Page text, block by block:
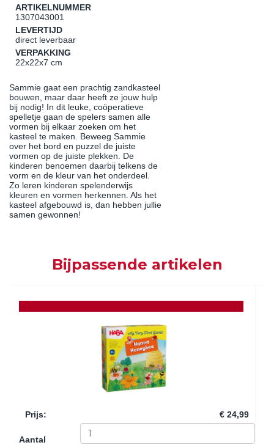
ARTIKELNUMMER
1307043001
LEVERTIJD
direct leverbaar
VERPAKKING
22x22x7 cm
Sammie gaat een prachtig zandkasteel
bouwen, maar daar heeft ze jouw hulp
bij nodig! In dit leuke, coöperatieve
spelletje gaan de spelers samen alle
vormen bij elkaar zoeken om het
kasteel te maken. Beweeg Sammie
over het bord en puzzel de juiste
vormen op de juiste plekken. De
kinderen benoemen daarbij telkens de
vorm en de kleur van het onderdeel.
Zo leren kinderen spelenderwijs
kleuren en vormen herkennen. Als het
kasteel afgebouwd is, dan hebben jullie
samen gewonnen!
Bijpassende artikelen
Prijs: € 24,99
Aantal